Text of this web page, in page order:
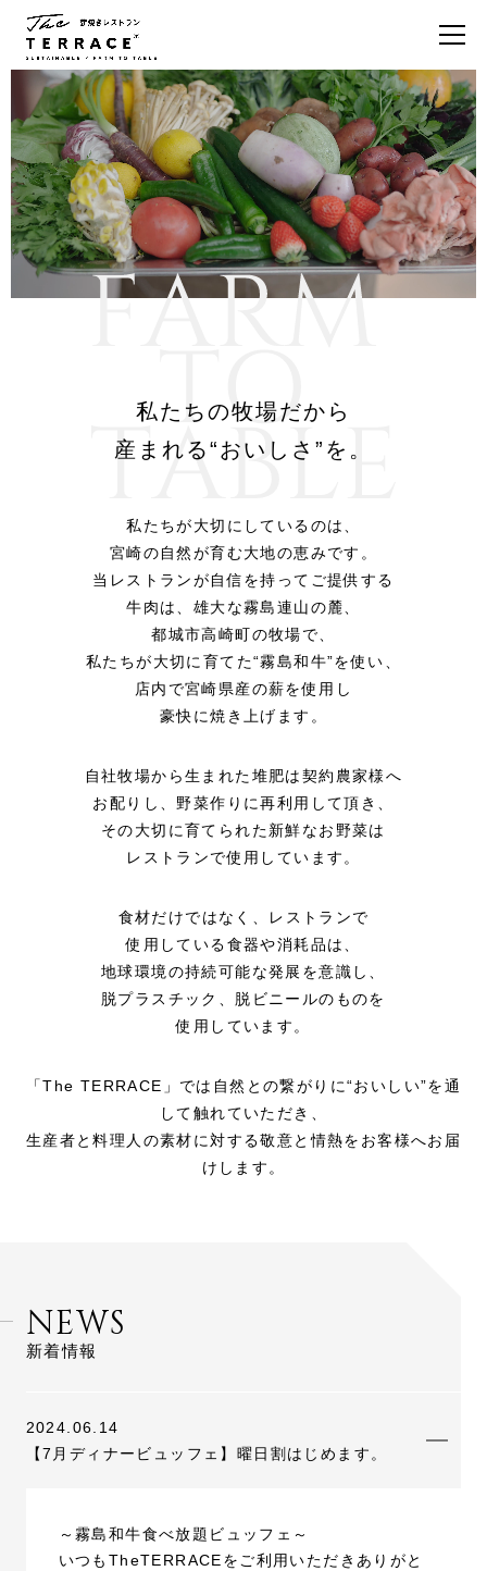
私たちの牧場だから
産まれる“おいしさ”を。
私たちが大切にしているのは、
宮崎の自然が育む大地の恵みです。
当レストランが自信を持ってご提供する
牛肉は、 雄大な霧島連山の麓、
都城市高崎町の牧場で、
私たちが大切に育てた“霧島和牛”を使い、
店内で宮崎県産の薪を使用し
豪快に焼き上げます。
自社牧場から生まれた堆肥は契約農家様へ
お配りし、野菜作りに再利用して頂き、
その大切に育てられた新鮮なお野菜は
レストランで使用しています。
食材だけではなく、レストランで
使用している食器や消耗品は、
地球環境の持続可能な発展を意識し、
脱プラスチック、脱ビニールのものを
使用しています。
「The TERRACE」では自然との繋がりに“おいしい”を通
して触れていただき、
生産者と料理人の素材に対する敬意と情熱をお客様へお届
けします。
NEWS
新着情報
2024.06.14
【7月ディナービュッフェ】曜日割はじめます。
～霧島和牛食べ放題ビュッフェ～
いつもTheTERRACEをご利用いただきありがと